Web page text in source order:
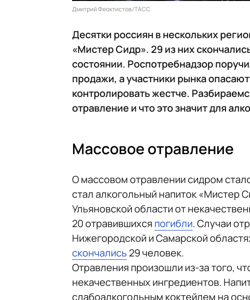
Дмитрий Феоктистов/ТАСС
Десятки россиян в нескольких
«Мистер Сидр». 29 из них
состоянии. Роспотребнадзор
продажи, а участники рынка
контролировать жестче.
отравление и что это значит для
Массовое отравление
О массовом отравлении сидром
стал алкогольный напиток «Мистер
Ульяновской области от
20 отравившихся погибли. Случаи
Нижегородской и Самарской
скончались 29 человек.
Отравления произошли из-за того,
некачественных ингредиентов.
слабоалкогольным коктейлем на